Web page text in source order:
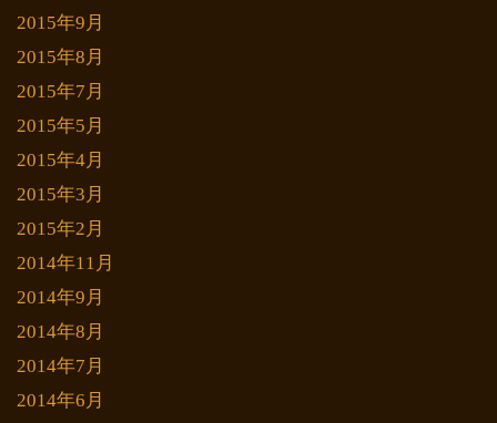
2015年9月
2015年8月
2015年7月
2015年5月
2015年4月
2015年3月
2015年2月
2014年11月
2014年9月
2014年8月
2014年7月
2014年6月